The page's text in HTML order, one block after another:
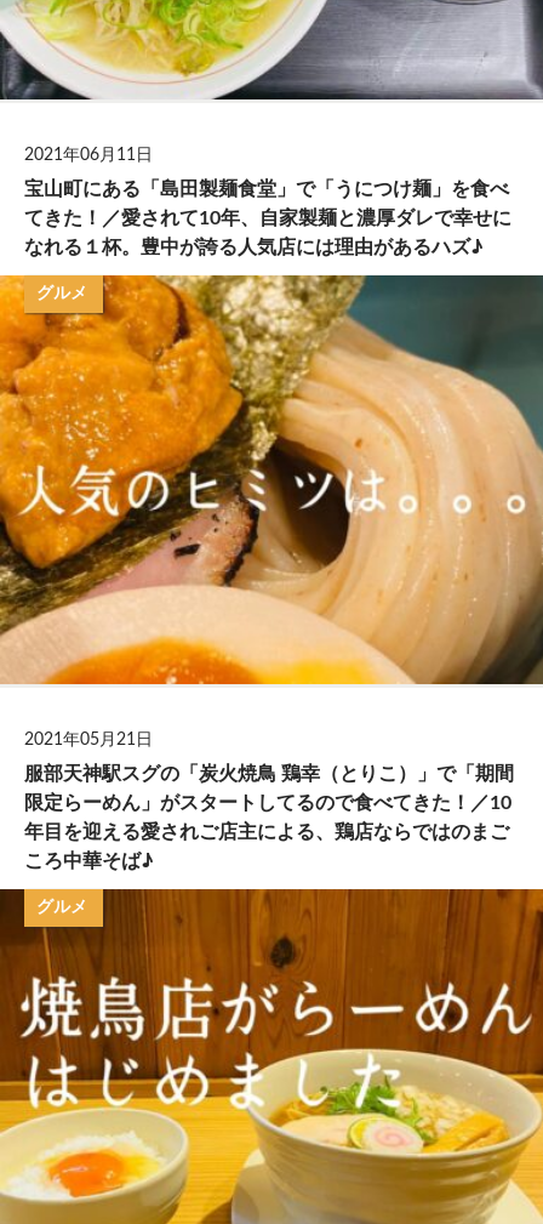
2021年06月11日
宝山町にある「島田製麺食堂」で「うにつけ麺」を食べ
てきた！／愛されて10年、自家製麺と濃厚ダレで幸せに
なれる１杯。豊中が誇る人気店には理由があるハズ♪
グルメ
2021年05月21日
服部天神駅スグの「炭火焼鳥 鶏幸（とりこ）」で「期間
限定らーめん」がスタートしてるので食べてきた！／10
年目を迎える愛されご店主による、鶏店ならではのまご
ころ中華そば♪
グルメ